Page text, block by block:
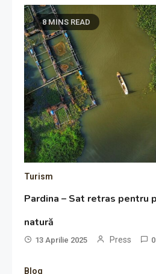
8 MINS READ
Turism
Pardina – Sat retras pentru
natură
13 Aprilie 2025 Press 0
Blog